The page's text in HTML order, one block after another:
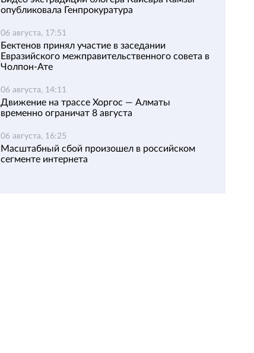
опубликовала Генпрокуратура
06 августа, 17:51
Бектенов принял участие в заседании
Евразийского межправительственного совета в
Чолпон-Ате
06 августа, 14:11
Движение на трассе Хоргос — Алматы
временно ограничат 8 августа
06 августа, 16:25
Масштабный сбой произошел в российском
сегменте интернета